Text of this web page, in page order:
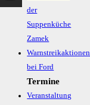
der
Suppenküche
Zamek
Warnstreikaktionen
bei Ford
Termine
Veranstaltung